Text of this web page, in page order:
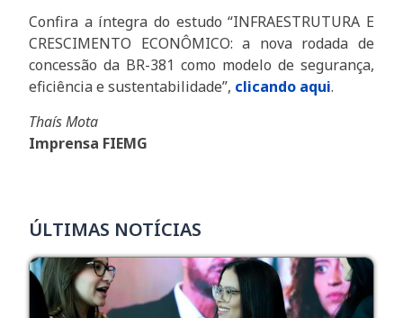
Confira a íntegra do estudo “INFRAESTRUTURA E
CRESCIMENTO ECONÔMICO: a nova rodada de
concessão da BR-381 como modelo de segurança,
eficiência e sustentabilidade”, clicando aqui.
Thaís Mota
Imprensa FIEMG
ÚLTIMAS NOTÍCIAS